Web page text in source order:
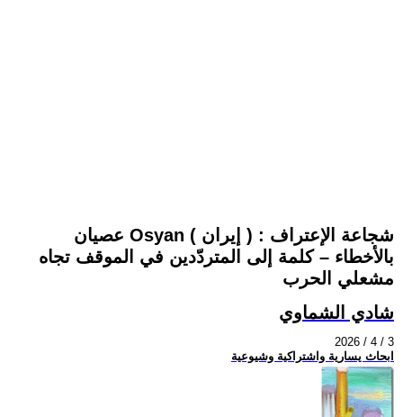
عصيان Osyan ( إيران ) : شجاعة الإعتراف
بالأخطاء – كلمة إلى المتردّدين في الموقف تجاه
مشعلي الحرب
شادي الشماوي
2026 / 4 / 3
ابحاث يسارية واشتراكية وشيوعية